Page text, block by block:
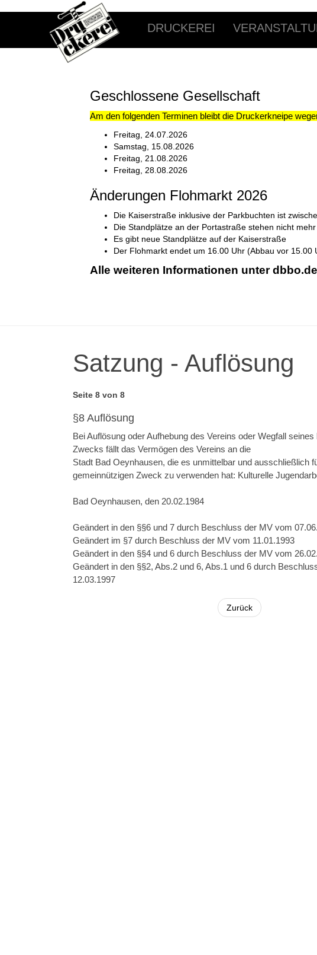
DRUCKEREI
Geschlossene Gesellschaft
Am den folgenden Terminen bleibt die Druckerkneipe
Freitag, 24.07.2026
Samstag, 15.08.2026
Freitag, 21.08.2026
Freitag, 28.08.2026
Änderungen Flohmarkt 2026
Die Kaiserstraße inklusive der Parkbuchten ist
Die Standplätze an der Portastraße stehen nicht
Es gibt neue Standplätze auf der Kaiserstraße
Der Flohmarkt endet um 16.00 Uhr (Abbau vor 15.00
Alle weiteren Informationen unter
Satzung - Auflösung
Seite 8 von 8
§8 Auflösung
Bei Auflösung oder Aufhebung des Vereins oder Wegfall seines
Zwecks fällt das Vermögen des Vereins an die
Stadt Bad Oeynhausen, die es unmittelbar und ausschließlich
gemeinnützigen Zweck zu verwenden hat: Kulturelle
Bad Oeynhausen, den 20.02.1984
Geändert in den §§6 und 7 durch Beschluss der MV vom
Geändert im §7 durch Beschluss der MV vom 11.01.1993
Geändert in den §§4 und 6 durch Beschluss der MV vom
Geändert in den §§2, Abs.2 und 6, Abs.1 und 6 durch
12.03.1997
Zurück